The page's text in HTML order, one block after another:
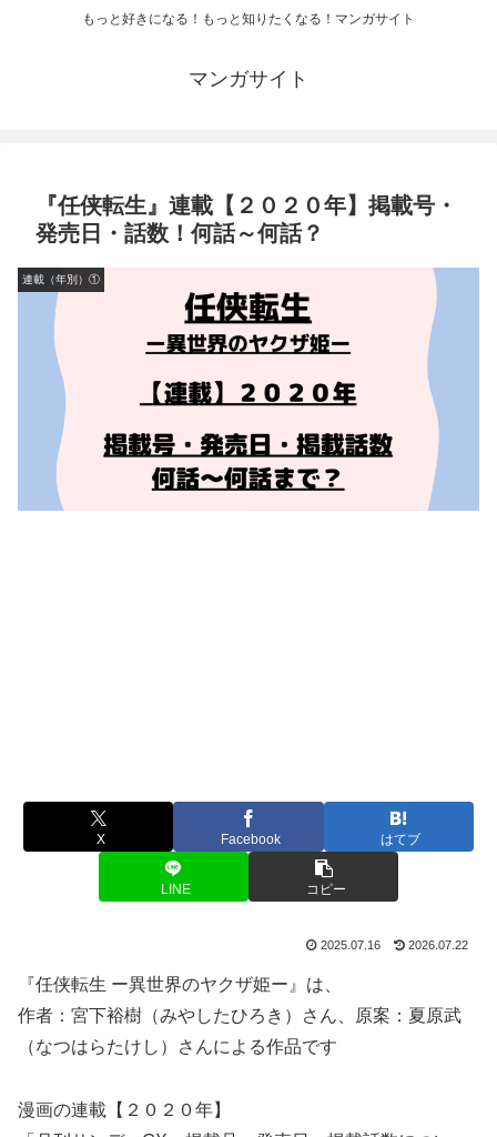
もっと好きになる！もっと知りたくなる！マンガサイト
マンガサイト
『任侠転生』連載【２０２０年】掲載号・
発売日・話数！何話～何話？
連載（年別）①
X Facebook はてブ
LINE コピー
2025.07.16 2026.07.22
『任侠転生 ー異世界のヤクザ姫ー』は、
作者：宮下裕樹（みやしたひろき）さん、原案：夏原武
（なつはらたけし）さんによる作品です
漫画の連載【２０２０年】